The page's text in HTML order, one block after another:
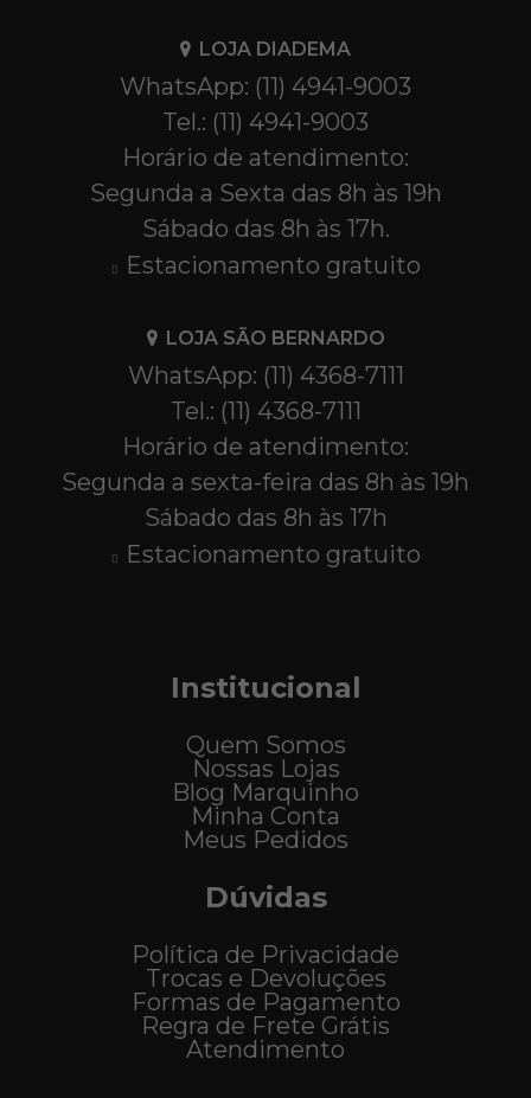
LOJA DIADEMA
WhatsApp: (11) 4941-9003
Tel.: (11) 4941-9003
Horário de atendimento:
Segunda a Sexta das 8h às 19h
Sábado das 8h às 17h.
Estacionamento gratuito
LOJA SÃO BERNARDO
WhatsApp: (11) 4368-7111
Tel.: (11) 4368-7111
Horário de atendimento:
Segunda a sexta-feira das 8h às 19h
Sábado das 8h às 17h
Estacionamento gratuito
Institucional
Quem Somos
Nossas Lojas
Blog Marquinho
Minha Conta
Meus Pedidos
Dúvidas
Política de Privacidade
Trocas e Devoluções
Formas de Pagamento
Regra de Frete Grátis
Atendimento